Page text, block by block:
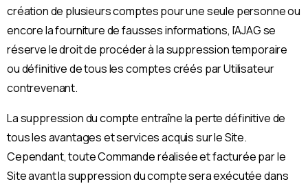
création de plusieurs comptes pour une seule personne ou
encore la fourniture de fausses informations, l’AJAG se
réserve le droit de procéder à la suppression temporaire
ou définitive de tous les comptes créés par Utilisateur
contrevenant.
La suppression du compte entraîne la perte définitive de
tous les avantages et services acquis sur le Site.
Cependant, toute Commande réalisée et facturée par le
Site avant la suppression du compte sera exécutée dans